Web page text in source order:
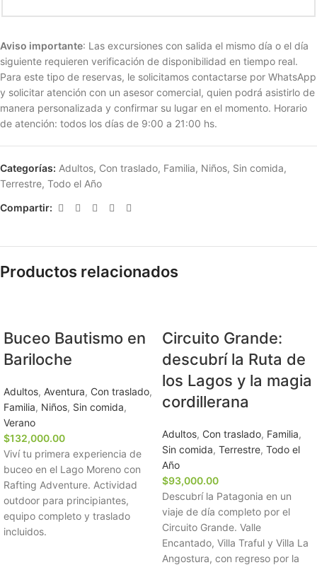
Aviso importante: Las excursiones con salida el mismo día o el día
siguiente requieren verificación de disponibilidad en tiempo real.
Para este tipo de reservas, le solicitamos contactarse por WhatsApp
y solicitar atención con un asesor comercial, quien podrá asistirlo de
manera personalizada y confirmar su lugar en el momento. Horario
de atención: todos los días de 9:00 a 21:00 hs.
Categorías: Adultos, Con traslado, Familia, Niños, Sin comida,
Terrestre, Todo el Año
Compartir:
Productos relacionados
Buceo Bautismo en
Bariloche
Adultos, Aventura, Con traslado,
Familia, Niños, Sin comida,
Verano
$132,000.00
Viví tu primera experiencia de
buceo en el Lago Moreno con
Rafting Adventure. Actividad
outdoor para principiantes,
equipo completo y traslado
incluidos.
Circuito Grande:
descubrí la Ruta de
los Lagos y la magia
cordillerana
Adultos, Con traslado, Familia,
Sin comida, Terrestre, Todo el
Año
$93,000.00
Descubrí la Patagonia en un
viaje de día completo por el
Circuito Grande. Valle
Encantado, Villa Traful y Villa La
Angostura, con regreso por la